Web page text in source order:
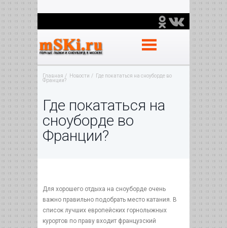
Главная Новости
Где покататься на сноуборде во
Франции?
Где покататься на
сноуборде во
Франции?
Для хорошего отдыха на сноуборде очень
важно правильно подобрать место катания. В
список лучших европейских горнолыжных
курортов по праву входит французский